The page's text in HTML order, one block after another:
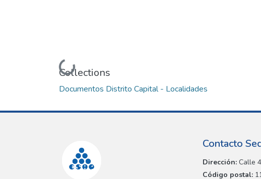
Loading...
Collections
Documentos Distrito Capital - Localidades
Contacto
Dirección: Calle
Código postal: